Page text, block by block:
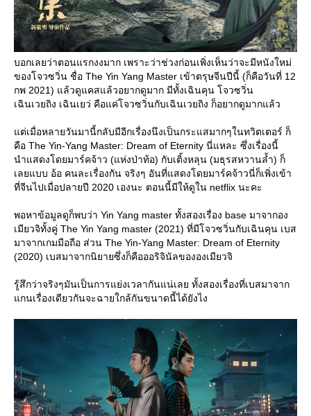
บอกเลยว่าตอนแรกงงมาก เพราะว่าช่วงก่อนเพิ่งเห็นว่าจะมีหนังใหม่
ของโจวซวิ่น ชื่อ The Yin Yang Master เข้าตรุษจีนปีนี้ (ก็คือวันที่ 12
กพ 2021) แล้วดูแคสแล้วอยากดูมาก มีทั้งเฉินคุน โจวซวิ่น
เฉินเวยถิง เฉินเยว่ คือแค่โจวซวิ่นกับเฉินเวยถิง ก็อยากดูมากแล้ว
ต่เมื่อหลายวันมานี้กลับมีอีกเรื่องนึงเป็นกระแสมากๆในทวิตเตอร์ ก็
คือ The Yin-Yang Master: Dream of Eternity นี่แหละ ซึ่งเรื่องนี้
นำแสดงโดยมาร์คจ้าว (แห่งป่าท้อ) กับเติ้งหลุน (มธุรสหวานล้ำ) ก็
เลยแบบ อ้อ คนละเรื่องกัน จริงๆ อันที่แสดงโดยมาร์คจ้าวนี่ก็เพิ่งเข้า
ที่จีนไปเมื่อปลายปี 2020 เองนะ ตอนนี้มีให้ดูใน netflix นะคะ
พอหาข้อมูลดูก็พบว่า Yin Yang master ทั้งสองเรื่อง base มาจากอง
เมียวจิทั้งคู่ The Yin Yang master (2021) ที่มีโจวซวิ่นกับเฉินคุน เบส
มาจากเกมมือถือ ส่วน The Yin-Yang Master: Dream of Eternity
(2020) เบสมาจากนิยายซึ่งก็คือออริจินัลขององเมียวจิ
รู้สึกว่าจริงๆมันเป็นการแย่งเวลากันแน่เลย ทั้งสองเรื่องที่เบสมาจาก
กนเรื่องเดียวกันจะฉายใกล้กันขนาดนี้ได้ยังไง